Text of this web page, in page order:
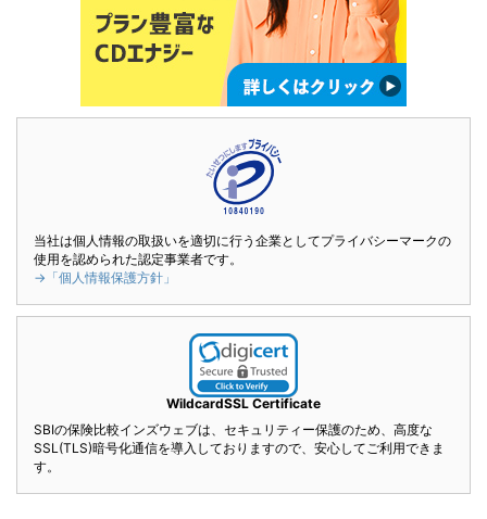
当社は個人情報の取扱いを適切に行う企業としてプライバシーマークの
使用を認められた認定事業者です。
→「個人情報保護方針」
WildcardSSL Certificate
SBIの保険比較インズウェブは、セキュリティー保護のため、高度な
SSL(TLS)暗号化通信を導入しておりますので、安心してご利用できま
す。